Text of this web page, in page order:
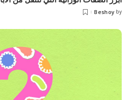
Posted
by
Beshoy